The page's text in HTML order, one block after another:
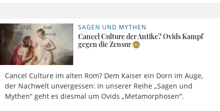
SAGEN UND MYTHEN
Cancel Culture der Antike? Ovids Kampf
gegen die Zensur
Cancel Culture im alten Rom? Dem Kaiser ein Dorn im Auge,
der Nachwelt unvergessen: In unserer Reihe „Sagen und
Mythen“ geht es diesmal um Ovids „Metamorphosen".
23.02.2025,
13 Uhr
José
García